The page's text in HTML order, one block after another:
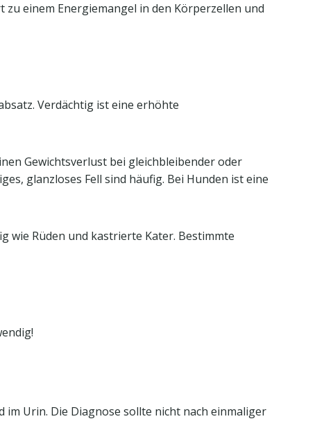
einem Energiemangel in den Körperzellen und
Verdächtig ist eine erhöhte
Gewichtsverlust bei gleichbleibender oder
glanzloses Fell sind häufig. Bei Hunden ist eine
wie Rüden und kastrierte Kater. Bestimmte
Urin. Die Diagnose sollte nicht nach einmaliger